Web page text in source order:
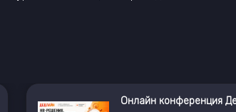
Онлайн конференция